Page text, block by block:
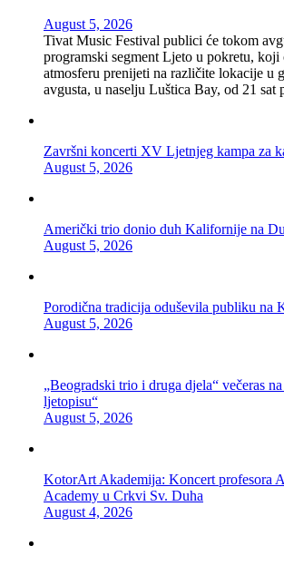
August 5, 2026
Tivat Music Festival publici će tokom
programski segment Ljeto u pokretu, koji
atmosferu prenijeti na različite lokacije u
avgusta, u naselju Luštica Bay, od 21 sat
Završni koncerti XV Ljetnjeg kampa za
August 5, 2026
Američki trio donio duh Kalifornije na
August 5, 2026
Porodična tradicija oduševila publiku na
August 5, 2026
„Beogradski trio i druga djela“ večeras
ljetopisu“
August 5, 2026
KotorArt Akademija: Koncert profesora
Academy u Crkvi Sv. Duha
August 4, 2026